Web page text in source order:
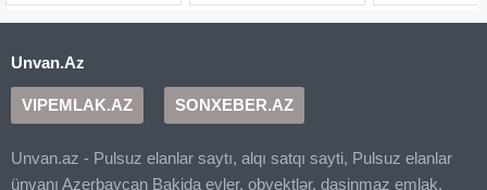
Unvan.Az
VIPEMLAK.AZ SONXEBER.AZ
Unvan.az - Pulsuz elanlar saytı, alqı satqı sayti, Pulsuz elanlar
ünvanı Azerbaycan Bakida evler, obyektlər, dasinmaz emlak,